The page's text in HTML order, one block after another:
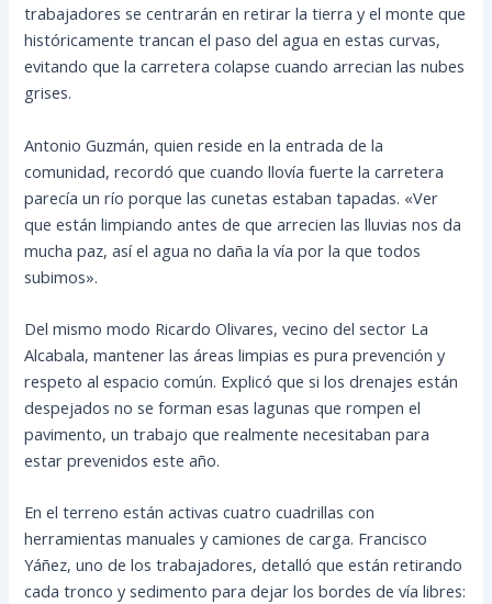
trabajadores se centrarán en retirar la tierra y el monte que
históricamente trancan el paso del agua en estas curvas,
evitando que la carretera colapse cuando arrecian las nubes
grises.
Antonio Guzmán, quien reside en la entrada de la
comunidad, recordó que cuando llovía fuerte la carretera
parecía un río porque las cunetas estaban tapadas. «Ver
que están limpiando antes de que arrecien las lluvias nos da
mucha paz, así el agua no daña la vía por la que todos
subimos».
Del mismo modo Ricardo Olivares, vecino del sector La
Alcabala, mantener las áreas limpias es pura prevención y
respeto al espacio común. Explicó que si los drenajes están
despejados no se forman esas lagunas que rompen el
pavimento, un trabajo que realmente necesitaban para
estar prevenidos este año.
En el terreno están activas cuatro cuadrillas con
herramientas manuales y camiones de carga. Francisco
Yáñez, uno de los trabajadores, detalló que están retirando
cada tronco y sedimento para dejar los bordes de vía libres: